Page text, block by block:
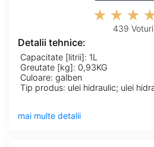
439 Voturi
Detalii tehnice:
Capacitate [litrii]: 1L
Greutate [kg]: 0,93KG
Culoare: galben
mai multe detalii